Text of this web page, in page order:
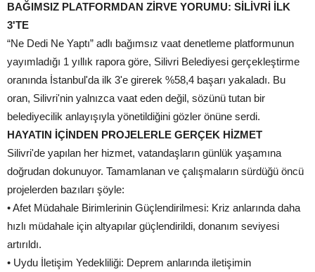
BAĞIMSIZ PLATFORMDAN ZİRVE YORUMU: SİLİVRİ İLK
3'TE
“Ne Dedi Ne Yaptı” adlı bağımsız vaat denetleme platformunun
yayımladığı 1 yıllık rapora göre, Silivri Belediyesi gerçekleştirme
oranında İstanbul'da ilk 3'e girerek %58,4 başarı yakaladı. Bu
oran, Silivri'nin yalnızca vaat eden değil, sözünü tutan bir
belediyecilik anlayışıyla yönetildiğini gözler önüne serdi.
HAYATIN İÇİNDEN PROJELERLE GERÇEK HİZMET
Silivri'de yapılan her hizmet, vatandaşların günlük yaşamına
doğrudan dokunuyor. Tamamlanan ve çalışmaların sürdüğü öncü
projelerden bazıları şöyle:
• Afet Müdahale Birimlerinin Güçlendirilmesi: Kriz anlarında daha
hızlı müdahale için altyapılar güçlendirildi, donanım seviyesi
artırıldı.
• Uydu İletişim Yedekliliği: Deprem anlarında iletişimin